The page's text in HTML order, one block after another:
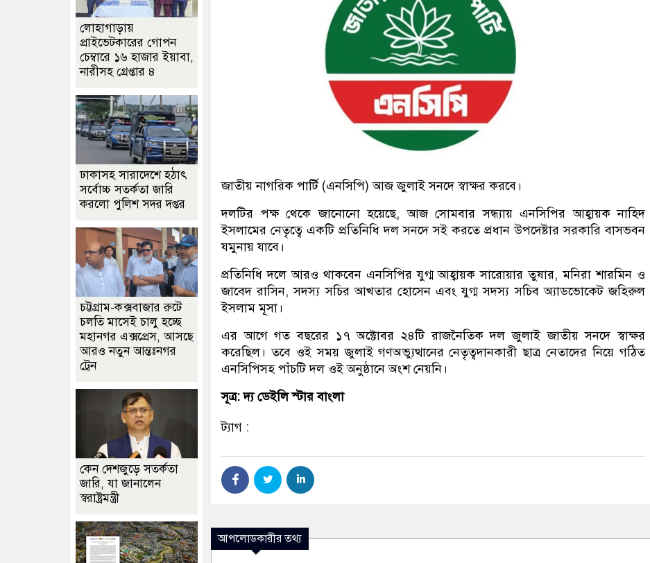
জাতীয় নাগরিক পার্টি (এনসিপি) আজ জুলাই সনদে স্বাক্ষর করবে।
দলটির পক্ষ থেকে জানোনো হয়েছে, আজ সোমবার সন্ধ্যায় এনসিপির আহ্বায়ক নাহিদ
ইসলামের নেতৃত্বে একটি প্রতিনিধি দল সনদে সই করতে প্রধান উপদেষ্টার সরকারি বাসভবন
যমুনায় যাবে।
প্রতিনিধি দলে আরও থাকবেন এনসিপির যুগ্ম আহ্বায়ক সারোয়ার তুষার, মনিরা শারমিন ও
জাবেদ রাসিন, সদস্য সচির আখতার হোসেন এবং যুগ্ম সদস্য সচিব অ্যাডভোকেট জহিরুল
ইসলাম মূসা।
এর আগে গত বছরের ১৭ অক্টোবর ২৪টি রাজনৈতিক দল জুলাই জাতীয় সনদে স্বাক্ষর
করেছিল। তবে ওই সময় জুলাই গণঅভ্যুত্থানের নেতৃত্বদানকারী ছাত্র নেতাদের নিয়ে গঠিত
এনসিপিসহ পাঁচটি দল ওই অনুষ্ঠানে অংশ নেয়নি।
সূত্র: দ্য ডেইলি স্টার বাংলা
ট্যাগ :
আপলোডকারীর তথ্য
লোহাগাড়ায়
প্রাইভেটকারের গোপন
চেম্বারে ১৬ হাজার ইয়াবা,
নারীসহ গ্রেপ্তার ৪
ঢাকাসহ সারাদেশে হঠাৎ
সর্বোচ্চ সতর্কতা জা‌রি
করলো পুলিশ সদর দপ্তর
চট্টগ্রাম-কক্সবাজার রুটে
চলতি মাসেই চালু হচ্ছে
মহানগর এক্সপ্রেস, আসছে
আরও নতুন আন্তঃনগর
ট্রেন
কেন দেশজুড়ে সতর্কতা
জারি, যা জানালেন
স্বরাষ্ট্রমন্ত্রী